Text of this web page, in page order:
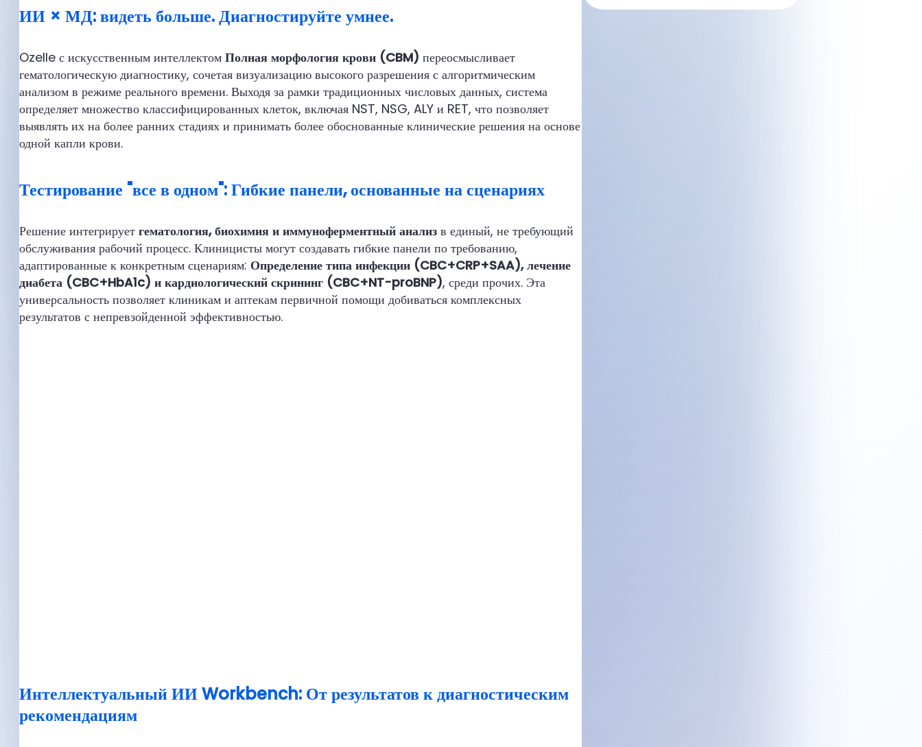
ИИ × МД: видеть больше. Диагностируйте умнее.
Ozelle с искусственным интеллектом Полная морфология крови (CBM) переосмысливает
гематологическую диагностику, сочетая визуализацию высокого разрешения с алгоритмическим
анализом в режиме реального времени. Выходя за рамки традиционных числовых данных, система
определяет множество классифицированных клеток, включая NST, NSG, ALY и RET, что позволяет
выявлять их на более ранних стадиях и принимать более обоснованные клинические решения на основе
одной капли крови.
Тестирование "все в одном": Гибкие панели, основанные на сценариях
Решение интегрирует гематология, биохимия и иммуноферментный анализ в единый, не требующий
обслуживания рабочий процесс. Клиницисты могут создавать гибкие панели по требованию,
адаптированные к конкретным сценариям: Определение типа инфекции (CBC+CRP+SAA), лечение
диабета (CBC+HbA1c) и кардиологический скрининг (CBC+NT-proBNP), среди прочих. Эта
универсальность позволяет клиникам и аптекам первичной помощи добиваться комплексных
результатов с непревзойденной эффективностью.
Интеллектуальный ИИ Workbench: От результатов к диагностическим
рекомендациям
анализа